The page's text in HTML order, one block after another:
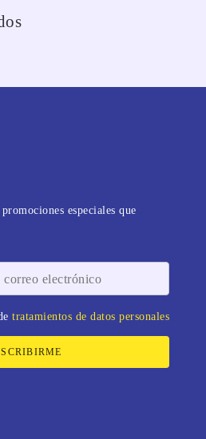
especiales que
tratamientos de datos personales